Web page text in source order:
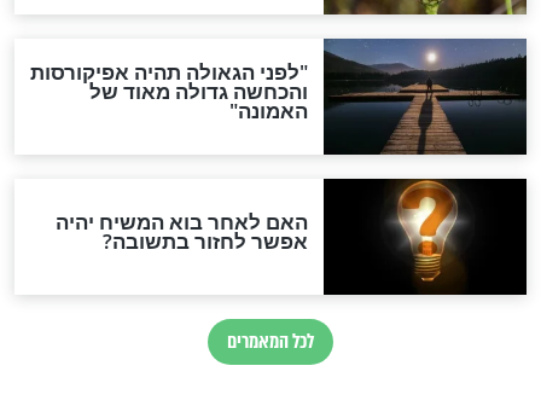
ואיראן: בלי שקיפות ועם הרבה
סימני שאלה
במרתפי מוסקבה: כתב היד
הנדיר של הרשב"ם התגלה